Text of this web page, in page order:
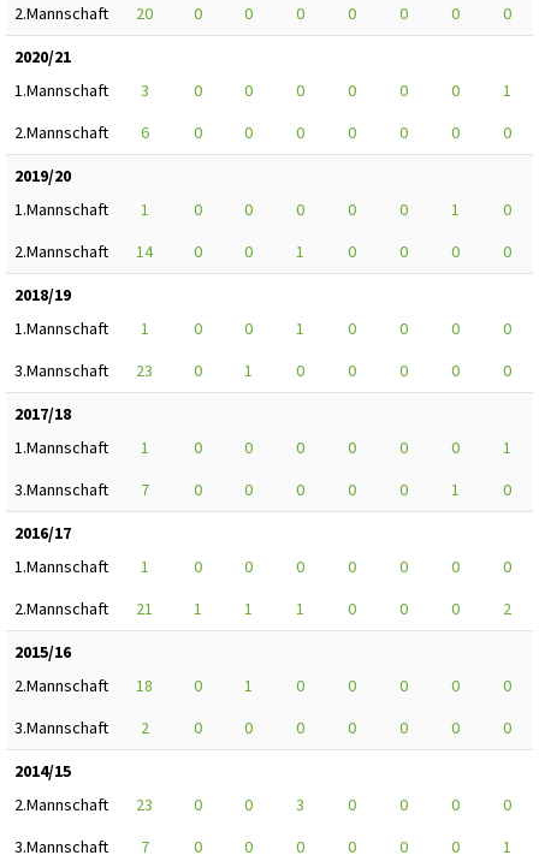
2.Mannschaft
20 0 0 0 0 0 0
0
2020/21
1.Mannschaft
3 0 0 0 0 0 0
1
2.Mannschaft
6 0 0 0 0 0 0
0
2019/20
1.Mannschaft
1 0 0 0 0 0 1
0
2.Mannschaft
14 0 0 1 0 0 0
0
2018/19
1.Mannschaft
1 0 0 1 0 0 0
0
3.Mannschaft
23 0 1 0 0 0 0
0
2017/18
1.Mannschaft
1 0 0 0 0 0 0
1
3.Mannschaft
7 0 0 0 0 0 1
0
2016/17
1.Mannschaft
1 0 0 0 0 0 0
0
2.Mannschaft
21 1 1 1 0 0 0
2
2015/16
2.Mannschaft
18 0 1 0 0 0 0
0
3.Mannschaft
2 0 0 0 0 0 0
0
2014/15
2.Mannschaft
23 0 0 3 0 0 0
0
3.Mannschaft
7 0 0 0 0 0 0 1